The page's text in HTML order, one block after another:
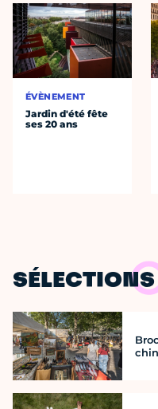
ÉVÈNEMENT
Jardin d'été fête
ses 20 ans
SÉLECTIONS